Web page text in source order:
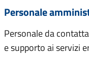
Personale
Personale da
e supporto ai servizi